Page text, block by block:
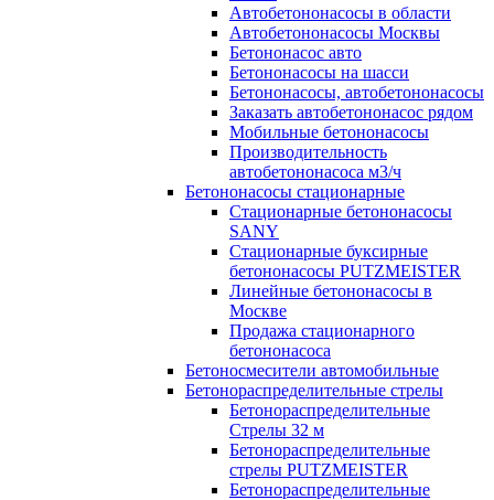
Автобетононасосы в области
Автобетононасосы Москвы
Бетононасос авто
Бетононасосы на шасси
Бетононасосы, автобетононасосы
Заказать автобетононасос рядом
Мобильные бетононасосы
Производительность
автобетононасоса м3/ч
Бетононасосы стационарные
Стационарные бетононасосы
SANY
Стационарные буксирные
бетононасосы PUTZMEISTER
Линейные бетононасосы в
Москве
Продажа стационарного
бетононасоса
Бетоносмесители автомобильные
Бетонораспределительные стрелы
Бетонораспределительные
Стрелы 32 м
Бетонораспределительные
стрелы PUTZMEISTER
Бетонораспределительные